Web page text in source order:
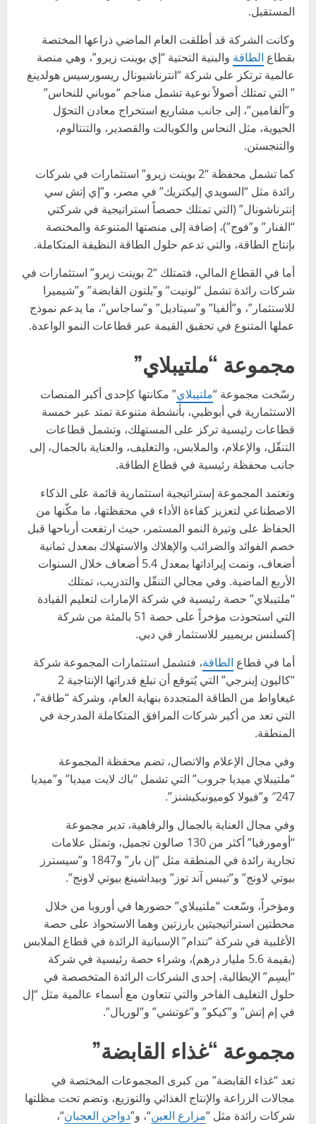
المستقبل.
وكانت الشركة قد أطلقت العام الماضي ذراعها المختصة
بقطاع الطاقة والبنية التحتية “إي بوينت زيرو”، وهي منصة
عالمية ترتكز على شركة “انترناشيونال ريسورسيس هولدينغ
” التي تمتلك أصولاً نوعية تشمل مناجم “موباني للنحاس”
و”ألفامين”، إلى جانب مشاريع استخراج معادن التحوّل
الحيوية، مثل النحاس والكوبالت والقصدير، والتنتالوم،
والتنجستن.
كما تشمل محفظة “2 بوينت زيرو” استثمارات في شركات
رائدة مثل “السويدي إليكتريك” في مصر، و”إي إتش سي
إنترناشونال” (التي تمتلك حصصاً استراتيجية في شركتي
“الفنار” و”فوج”)، إضافة إلى منصتها المتنوعة والمختصة
بإنتاج الطاقة، والتي تدعم حلول الطاقة النظيفة المتكاملة.
أما في القطاع المالي، فتمتلك “2 بوينت زيرو” استثمارات في
شركات رائدة تشمل “لونيت” و”بلتون القابضة” و”شيميرا
للاستثمار”، و”ألفيا” و”سيتاديل” و”ساجاس”، ما يدعم نموذج
عملها المتنوع في تحقيق القيمة عبر قطاعات النمو الواعدة.
مجموعة “ملتيبلاي”
رسّخت مجموعة “ملتيبلاي” مكانتها كإحدى أكبر المنصات
الاستثمارية في أبوظبي، بأنشطة متنوعة تمتد عبر خمسة
قطاعات رئيسية تركز على المستهلك، وتشمل قطاعات
التنقّل، والإعلام، والملابس، والتغليف، والعناية بالجمال، إلى
جانب محفظة رئيسية في قطاع الطاقة.
وتعتمد المجموعة إستراتيجية استثمارية قائمة على الذكاء
الاصطناعي لتعزيز كفاءة الأداء في محفظتها، ما مكّنها من
الحفاظ على وتيرة النمو المستمر، حيث ارتفعت أرباحها قبل
خصم الفوائد والضرائب والإهلاك والاستهلاك بمعدل ثمانية
أضعاف، ونمت إيراداتها بمعدل 5.4 أضعاف خلال السنوات
الأربع الماضية. وفي مجالي التنقّل والتدريب، تمتلك
“ملتيبلاي” حصة رئيسية في شركة الإمارات لتعليم القيادة
التي استحوذت مؤخراً على حصة 51 بالمئة من شركة
إكسلنس بريميير للاستثمار في دبي.
أما في قطاع الطاقة، فتشمل استثمارات المجموعة شركة
“كاليون إينرجي” التي يُتوقع أن تبلغ قدراتها الإنتاجية 2
غيغاواط من الطاقة المتجددة بنهاية العام، وشركة “طاقة”،
التي تعد من أكبر شركات المرافق المتكاملة المدرجة في
المنطقة.
وفي مجال الإعلام والاتصال، تضم محفظة المجموعة
“ملتيبلاي ميديا جروب” التي تشمل “باك لايت ميديا” و”ميديا
247″ و”فيولا كوميونيكيشنز”.
وفي مجال العناية بالجمال والرفاهية، تدير مجموعة
“أومورفيا” أكثر من 130 صالون تجميل، وتمثل علامات
تجارية رائدة في المنطقة مثل “إن بار” و1847 و”سيسترز
بيوتي لاونج” و”تيبس آند توز” وبيداشينغ بيوتي لاونج”.
ومؤخراً، وسّعت “ملتيبلاي” حضورها في أوروبا من خلال
محطتين استراتيجيتين بارزتين وهما الاستحواذ على حصة
الأغلبية في شركة “تندام” الإسبانية الرائدة في قطاع الملابس
(بقيمة 5.6 مليار درهم)، وشراء حصة رئيسية في شركة
“أيسِم” الإيطالية، إحدى الشركات الرائدة المتخصصة في
حلول التغليف الفاخر والتي تتعاون مع أسماء عالمية مثل “إل
في إم إتش” و”كيكو” و”غوتشي” و”لوريال”.
مجموعة “غذاء القابضة”
تعد “غذاء القابضة” من كبرى المجموعات المختصة في
مجالات الزراعة والإنتاج الغذائي والتوزيع، وتضم تحت مظلتها
شركات رائدة مثل “مزارع العين“، و”دواجن العجبان“،